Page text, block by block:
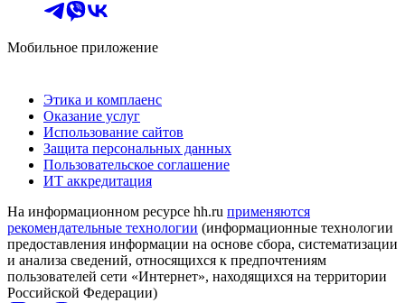
Мобильное приложение
Этика и комплаенс
Оказание услуг
Использование сайтов
Защита персональных данных
Пользовательское соглашение
ИТ аккредитация
На информационном ресурсе hh.ru применяются
рекомендательные технологии (информационные технологии
предоставления информации на основе сбора, систематизации
и анализа сведений, относящихся к предпочтениям
пользователей сети «Интернет», находящихся на территории
Российской Федерации)